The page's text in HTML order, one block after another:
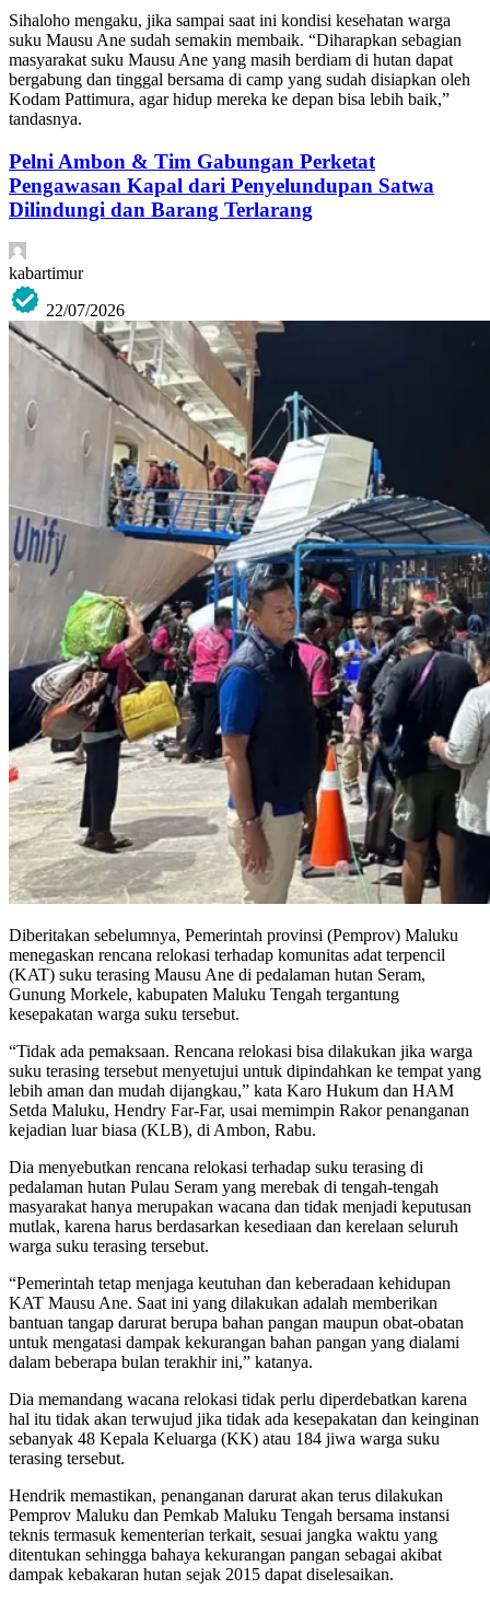
Sihaloho mengaku, jika sampai saat ini kondisi kesehatan warga
suku Mausu Ane sudah semakin membaik. “Diharapkan sebagian
masyarakat suku Mausu Ane yang masih berdiam di hutan dapat
bergabung dan tinggal bersama di camp yang sudah disiapkan oleh
Kodam Pattimura, agar hidup mereka ke depan bisa lebih baik,”
tandasnya.
Pelni Ambon & Tim Gabungan Perketat
Pengawasan Kapal dari Penyelundupan Satwa
Dilindungi dan Barang Terlarang
kabartimur
22/07/2026
Diberitakan sebelumnya, Pemerintah provinsi (Pemprov) Maluku
menegaskan rencana relokasi terhadap komunitas adat terpencil
(KAT) suku terasing Mausu Ane di pedalaman hutan Seram,
Gunung Morkele, kabupaten Maluku Tengah tergantung
kesepakatan warga suku tersebut.
“Tidak ada pemaksaan. Rencana relokasi bisa dilakukan jika warga
suku terasing tersebut menyetujui untuk dipindahkan ke tempat yang
lebih aman dan mudah dijangkau,” kata Karo Hukum dan HAM
Setda Maluku, Hendry Far-Far, usai memimpin Rakor penanganan
kejadian luar biasa (KLB), di Ambon, Rabu.
Dia menyebutkan rencana relokasi terhadap suku terasing di
pedalaman hutan Pulau Seram yang merebak di tengah-tengah
masyarakat hanya merupakan wacana dan tidak menjadi keputusan
mutlak, karena harus berdasarkan kesediaan dan kerelaan seluruh
warga suku terasing tersebut.
“Pemerintah tetap menjaga keutuhan dan keberadaan kehidupan
KAT Mausu Ane. Saat ini yang dilakukan adalah memberikan
bantuan tangap darurat berupa bahan pangan maupun obat-obatan
untuk mengatasi dampak kekurangan bahan pangan yang dialami
dalam beberapa bulan terakhir ini,” katanya.
Dia memandang wacana relokasi tidak perlu diperdebatkan karena
hal itu tidak akan terwujud jika tidak ada kesepakatan dan keinginan
sebanyak 48 Kepala Keluarga (KK) atau 184 jiwa warga suku
terasing tersebut.
Hendrik memastikan, penanganan darurat akan terus dilakukan
Pemprov Maluku dan Pemkab Maluku Tengah bersama instansi
teknis termasuk kementerian terkait, sesuai jangka waktu yang
ditentukan sehingga bahaya kekurangan pangan sebagai akibat
dampak kebakaran hutan sejak 2015 dapat diselesaikan.